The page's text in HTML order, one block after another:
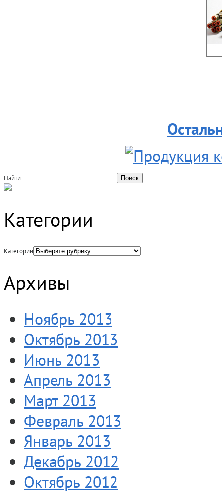
Найти:
Категории
Категории
Архивы
Ноябрь 2013
Октябрь 2013
Июнь 2013
Апрель 2013
Март 2013
Февраль 2013
Январь 2013
Декабрь 2012
Октябрь 2012